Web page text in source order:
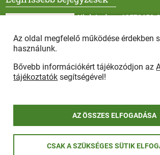
Hirdetmény - 13572650-
II. fokú hőségriasztás
jog fenntartva
Az oldal megfelelő működése érdekben
használunk.
Bővebb információkért tájékozódjon az
tájékoztatók segítségével!
AZ ÖSSZES ELFOGADÁSA
CSAK A SZÜKSÉGES SÜTIK